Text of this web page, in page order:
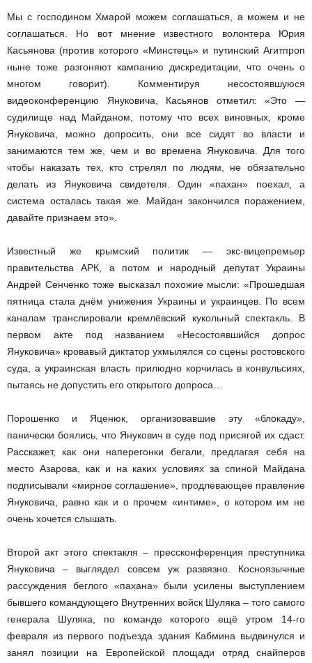
Мы с господином Хмарой можем соглашаться, а можем и не
соглашаться. Но вот мнение известного волонтера Юрия
Касьянова (против которого «Минстець» и путинский Агитпроп
ныне тоже разгоняют кампанию дискредитации, что очень о
многом говорит). Комментируя несостоявшуюся
видеоконференцию Януковича, Касьянов отметил: «Это —
судилище над Майданом, потому что всех виновных, кроме
Януковича, можно допросить, они все сидят во власти и
занимаются тем же, чем и во времена Януковича. Для того
чтобы наказать тех, кто стрелял по людям, не обязательно
делать из Януковича свидетеля. Один «пахан» поехал, а
система осталась такая же. Майдан закончился поражением,
давайте признаем это».
Известный же крымский политик — экс­-вице­премьер
правительства АРК, а потом и народный депутат Украины
Андрей Сенченко тоже высказал похожие мысли: «Прошедшая
пятница стала днём унижения Украины и украинцев. По всем
каналам транслировали кремлёвский кукольный спектакль. В
первом акте под названием «Несостоявшийся допрос
Януковича» кровавый диктатор ухмылялся со сцены ростовского
суда, а украинская власть прилюдно корчилась в конвульсиях,
пытаясь не допустить его открытого допроса…
Порошенко и Яценюк, организовавшие эту «блокаду»,
панически боялись, что Янукович в суде под присягой их сдаст.
Расскажет, как они наперегонки бегали, предлагая себя на
место Азарова, как и на каких условиях за спиной Майдана
подписывали «мирное соглашение», продлевающее правление
Януковича, равно как и о прочем «интиме», о котором им не
очень хочется слышать.
Второй акт этого спектакля – пресс­конференция преступника
Януковича – выглядел совсем уж развязно. Косноязычные
рассуждения беглого «пахана» были усилены выступлением
бывшего командующего Внутренних войск Шуляка – того самого
генерала Шуляка, по команде которого ещё утром 14­-го
февраля из первого подъезда здания Кабмина выдвинулся и
занял позиции на Европейской площади отряд снайперов